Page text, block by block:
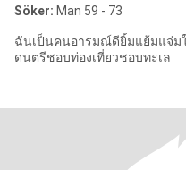
Söker: Man 59 - 73
ฉันเป็นคนอารมณ์ดียิ้มแย้มแจ่มใ
ดนตรีชอบท่องเที่ยวชอบทะเล